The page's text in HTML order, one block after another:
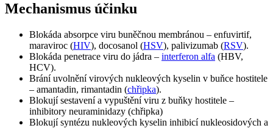
Mechanismus účinku
Blokáda absorpce viru buněčnou membránou – enfuvirtif,
maraviroc (HIV), docosanol (HSV), palivizumab (RSV).
Blokáda penetrace viru do jádra – interferon alfa (HBV,
HCV).
Brání uvolnění virových nukleových kyselin v buňce hostitele
– amantadin, rimantadin (chřipka).
Blokují sestavení a vypuštění viru z buňky hostitele –
inhibitory neuraminidazy (chřipka)
Blokují syntézu nukleových kyselin inhibicí nukleosidových a